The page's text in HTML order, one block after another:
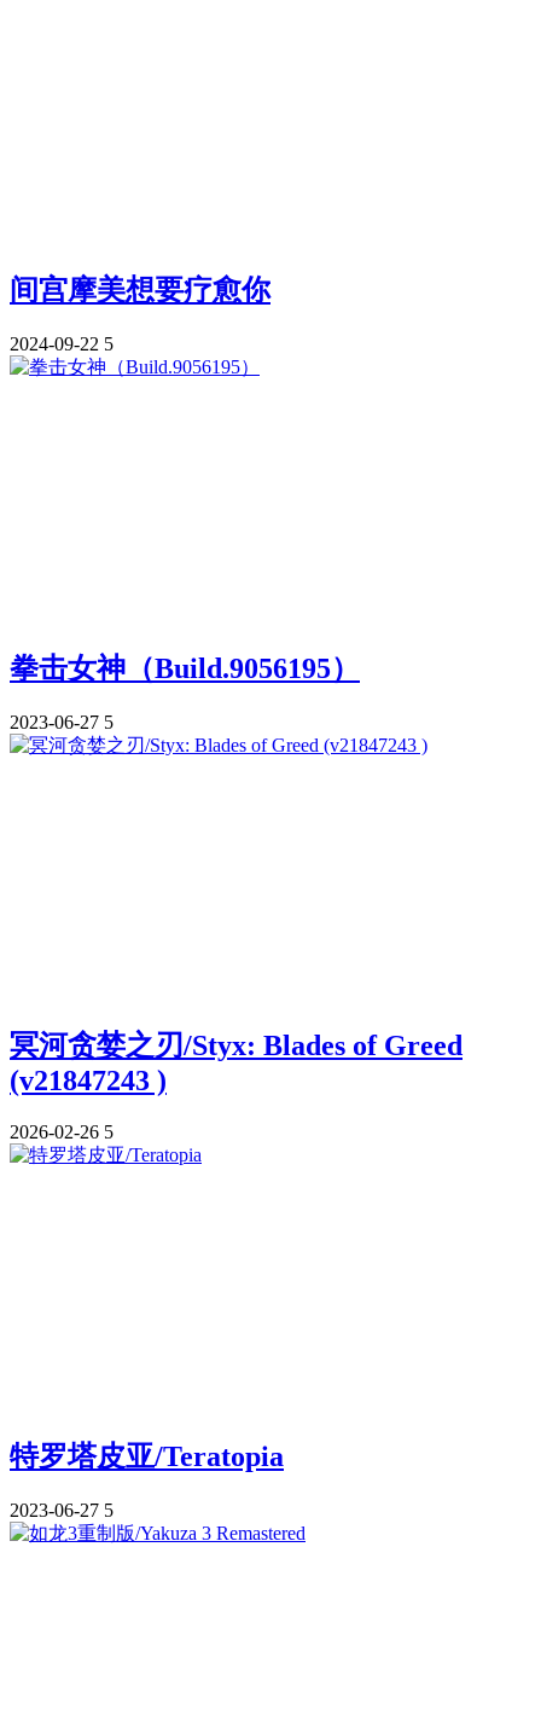
间宫摩美想要疗愈你
2024-09-22 5
拳击女神（Build.9056195）
2023-06-27 5
冥河贪婪之刃/Styx: Blades of Greed
(v21847243 )
2026-02-26 5
特罗塔皮亚/Teratopia
2023-06-27 5